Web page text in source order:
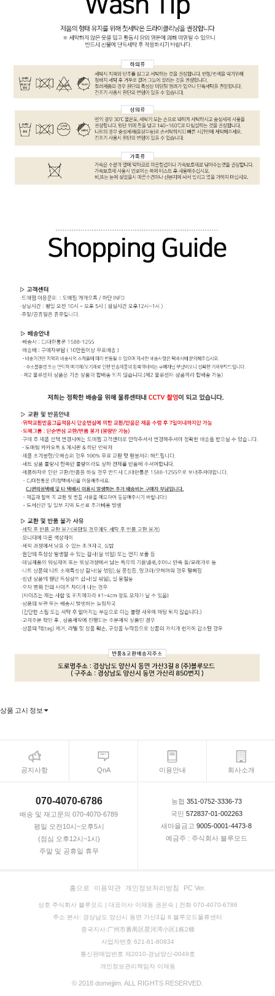
상품 고시 정보
공지사항 QnA 이용안내 회사소개
070-4070-6786
배송 및 재고문의 070-4070-6789
평일 오전10시~오후5시
(점심 오후12시~1시)
주말 및 공휴일 휴무
농협 351-0752-3336-73
국민 572837-01-002263
새마을금고 9005-0001-4473-8
예금주 : 주식회사 블루모드
홈으로 이용약관 개인정보처리방침 PC Ver.
상호 주식회사 블루모드 | 대표이사 이재동 권은숙 | 전화 070-4070-6786
주소 본사: 경상남도 양산시 동면 가산3길 8 블루모드물류센터
중국지사:广州市番禺区星河湾小区1栋2梯
사업자번호 621-81-80834
통신판매업번호 제2010-경남양산-0049호
개인정보관리책임자 이재동
© 2018 domejjim. ALL RIGHTS RESERVED.